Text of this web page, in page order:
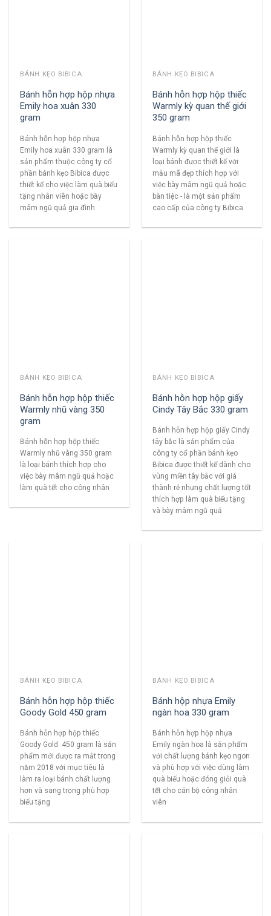
BÁNH KẸO BIBICA
Bánh hỗn hợp hộp nhựa
Emily hoa xuân 330
gram
Bánh hỗn hợp hộp nhựa
Emily hoa xuân 330 gram là
sản phẩm thuộc công ty cổ
phần bánh kẹo Bibica được
thiết kế cho việc làm quà biếu
tặng nhân viên hoặc bầy
mâm ngũ quả gia đình
BÁNH KẸO BIBICA
Bánh hỗn hợp hộp thiếc
Warmly kỳ quan thế giới
350 gram
Bánh hỗn hợp hộp thiếc
Warmly kỳ quan thế giới là
loại bánh được thiết kế với
mẫu mã đẹp thích hợp với
việc bày mâm ngũ quả hoặc
bàn tiệc - là một sản phẩm
cao cấp của công ty Bibica
BÁNH KẸO BIBICA
Bánh hỗn hợp hộp thiếc
Warmly nhũ vàng 350
gram
Bánh hỗn hợp hộp thiếc
Warmly nhũ vàng 350 gram
là loại bánh thích hợp cho
việc bày mâm ngũ quả hoặc
làm quà tết cho công nhân
BÁNH KẸO BIBICA
Bánh hỗn hợp hộp giấy
Cindy Tây Bắc 330 gram
Bánh hỗn hợp hộp giấy Cindy
tây bắc là sản phẩm của
công ty cổ phần bánh kẹo
Bibica được thiết kế dành cho
vùng miền tây bắc với giá
thành rẻ nhưng chất lượng tốt
thích hợp làm quà biếu tặng
và bày mâm ngũ quả
BÁNH KẸO BIBICA
Bánh hỗn hợp hộp thiếc
Goody Gold 450 gram
Bánh hỗn hợp hộp thiếc
Goody Gold 450 gram là sản
phẩm mới được ra mắt trong
năm 2018 với mục tiêu là
làm ra loại bánh chất lượng
hơn và sang trọng phù hợp
biếu tặng
BÁNH KẸO BIBICA
Bánh hộp nhựa Emily
ngàn hoa 330 gram
Bánh hỗn hợp hộp nhựa
Emily ngàn hoa là sản phẩm
với chất lượng bánh kẹo ngon
và phù hợp với việc dùng làm
quà biếu hoặc đóng giỏi quà
tết cho cán bộ công nhân
viên